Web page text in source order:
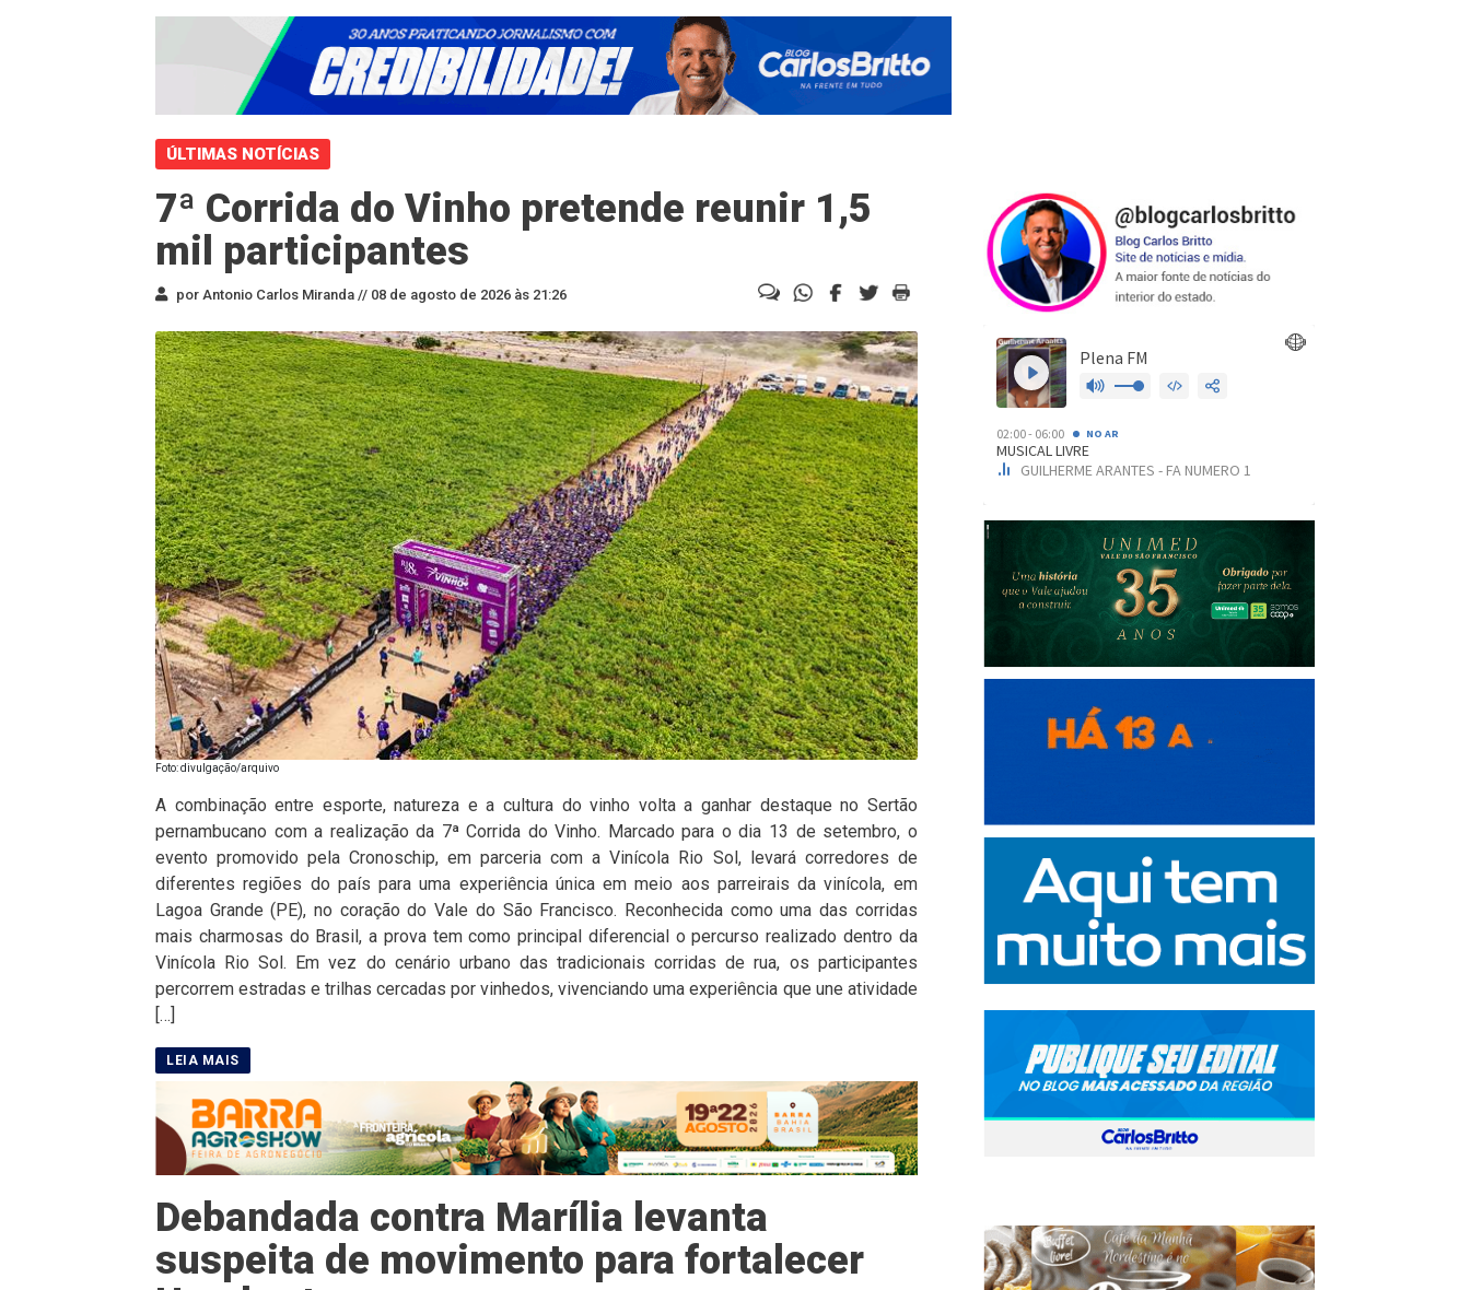
ÚLTIMAS NOTÍCIAS
7ª Corrida do Vinho pretende reunir 1,5
mil participantes
por Antonio Carlos Miranda // 08 de agosto de 2026 às 21:26
Foto: divulgação/arquivo
A combinação entre esporte, natureza e a cultura do vinho volta a ganhar destaque no Sertão
pernambucano com a realização da 7ª Corrida do Vinho. Marcado para o dia 13 de setembro, o
evento promovido pela Cronoschip, em parceria com a Vinícola Rio Sol, levará corredores de
diferentes regiões do país para uma experiência única em meio aos parreirais da vinícola, em
Lagoa Grande (PE), no coração do Vale do São Francisco. Reconhecida como uma das corridas
mais charmosas do Brasil, a prova tem como principal diferencial o percurso realizado dentro da
Vinícola Rio Sol. Em vez do cenário urbano das tradicionais corridas de rua, os participantes
percorrem estradas e trilhas cercadas por vinhedos, vivenciando uma experiência que une atividade
[…]
Debandada contra Marília levanta
suspeita de movimento para fortalecer